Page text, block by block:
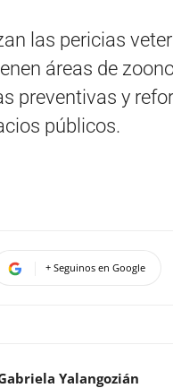
las pericias
áreas de
preventivas y
públicos.
+ Seguinos en Google
Yalangozián